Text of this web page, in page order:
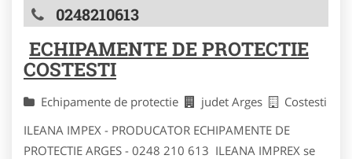
0248210613
ECHIPAMENTE DE PROTECTIE
COSTESTI
Echipamente de protectie judet Arges
Costesti
ILEANA IMPEX - PRODUCATOR ECHIPAMENTE DE
PROTECTIE ARGES - 0248 210 613 ILEANA IMPREX se